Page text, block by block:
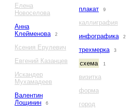
Елена
Новоселова
Анна
Клейменова
2
Ксения Ерулевич
Евгений Казанцев
Искандер
Мухамадеев
Валентин
Лощинин
6
плакат 9
каллиграфия
инфографика
2
трехмерка 3
схема 1
визитка
форма
город